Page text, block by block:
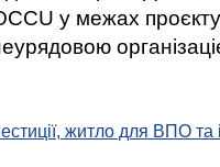
у межах
житло для ВПО